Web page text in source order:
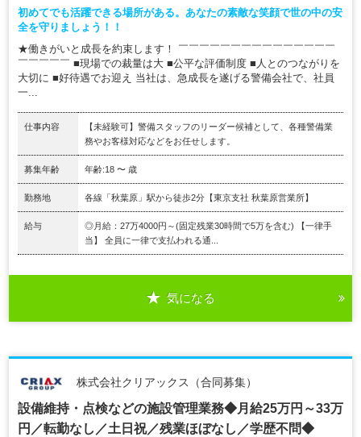
初めてでも活躍できる場所がある。あなたの素敵な笑顔で世の中の安
全を守りましょう！！
★働きがいと成長を約束します！ ￣￣￣￣￣￣￣￣￣￣￣￣￣￣￣
￣￣￣￣￣ ■現場での裁量は大 ■公平な評価制度 ■人とのつながりを
大切に ■好待遇でお迎え 当社は、急成長を遂げる警備会社で、社員
一...
仕事内容
【未経験可】警備スタッフのリーダー候補として、各種警備業
務やお客様対応などをお任せします。
募集年齢 年齢:18 〜 歳
勤務地 各線「秋葉原」駅から徒歩2分【東京支社 秋葉原営業所】
給与
◎月給：27万4000円～(固定残業30時間で5万を含む) 【一律手
当】 全員に一律で支払われる通...
気になる
株式会社クリアックス（合同募集）
設備維持・点検などの施設管理業務◆月給25万円～33万
円／転勤なし／土日祝／残業ほぼなし／学歴不問◆